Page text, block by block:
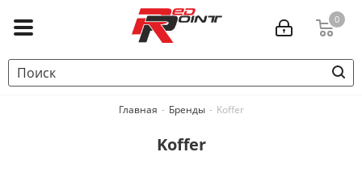
0
Главная - Бренды - Koffer
Koffer